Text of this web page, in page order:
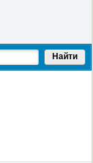
Найти